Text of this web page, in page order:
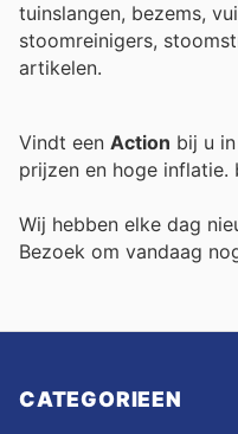
tuinslangen, bezems,
stoomreinigers,
artikelen.
Vindt een Action bij u
prijzen en hoge inflatie.
Wij hebben elke dag
Bezoek om vandaag
CATEGORIEEN